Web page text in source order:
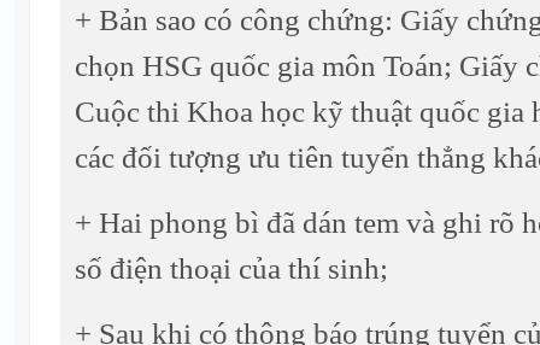
+ Bản sao có công chứng: Giấy
chọn HSG quốc gia môn Toán; Giấy
Cuộc thi Khoa học kỹ thuật quốc gia
các đối tượng ưu tiên tuyển thẳng
+ Hai phong bì đã dán tem và ghi rõ
số điện thoại của thí sinh;
+ Sau khi có thông báo trúng tuyển